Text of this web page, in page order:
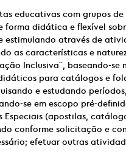
educativas com grupos
forma didática e flexível
estimulando através de
as características e
Inclusiva¨, baseando-
para catálogos e
e estudando
se em escopo pré-
Especiais (apostilas,
conforme solicitação e
efetuar outras